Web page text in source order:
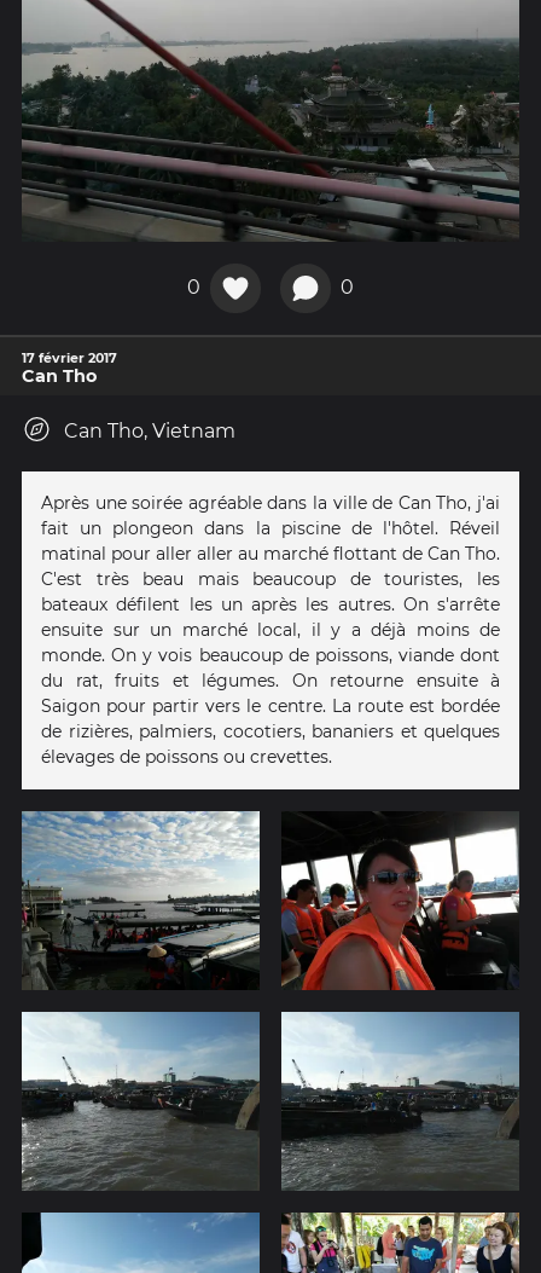
0 0
17 février 2017
Can Tho
Can Tho, Vietnam
Après une soirée agréable dans la ville de Can Tho, j'ai
fait un plongeon dans la piscine de l'hôtel. Réveil
matinal pour aller aller au marché flottant de Can Tho.
C'est très beau mais beaucoup de touristes, les
bateaux défilent les un après les autres. On s'arrête
ensuite sur un marché local, il y a déjà moins de
monde. On y vois beaucoup de poissons, viande dont
du rat, fruits et légumes. On retourne ensuite à
Saigon pour partir vers le centre. La route est bordée
de rizières, palmiers, cocotiers, bananiers et quelques
élevages de poissons ou crevettes.